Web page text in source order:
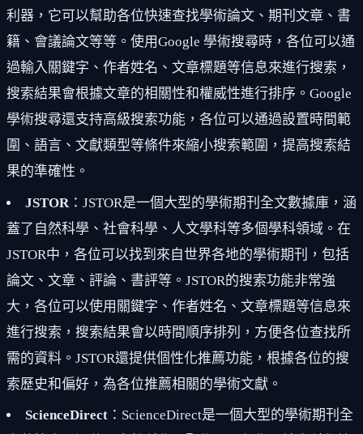
利器，它可以幫助各位快速查找學術論文、期刊文章、書
籍、會議論文等等。使用Google 學術搜尋時，各位可以通
過輸入關鍵字、作者姓名、文章標題等信息來進行搜索，
搜索結果會根據文章的相關性和權威性進行排序。Google
學術搜尋還支持高級搜索功能，各位可以通過設置時間範
圍、語言、文獻類型等條件來縮小搜索範圍，提高搜索結
果的準確性。
JSTOR ：JSTOR是一個大型的學術期刊全文數據庫，涵
蓋了自然科學、社會科學、人文學科等多個學科領域。在
JSTOR中，各位可以找到來自世界各地的學術期刊，包括
論文、文章、評論、書評等。JSTOR的搜索功能非常強
大，各位可以使用關鍵字、作者姓名、文章標題等信息來
進行搜索，搜索結果會以時間順序排列，方便各位查找所
需的資料。JSTOR還提供個性化推薦功能，根據各位的搜
索歷史和偏好，為各位推薦相關的學術文獻。
ScienceDirect ：ScienceDirect是一個大型的學術期刊全